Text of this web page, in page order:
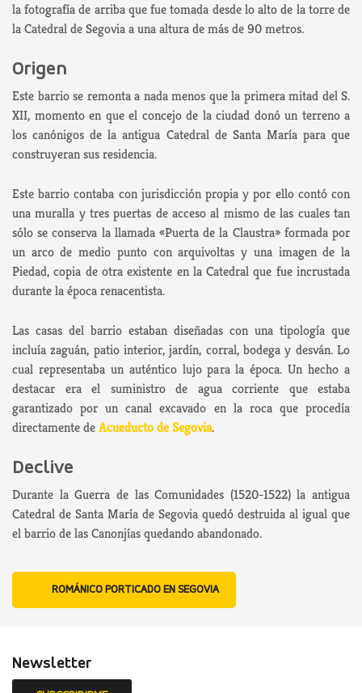
la fotografía de arriba que fue tomada desde lo alto de la torre de
la Catedral de Segovia a una altura de más de 90 metros.
Origen
Este barrio se remonta a nada menos que la primera mitad del S.
XII, momento en que el concejo de la ciudad donó un terreno a
los canónigos de la antigua Catedral de Santa María para que
construyeran sus residencia.
Este barrio contaba con jurisdicción propia y por ello contó con
una muralla y tres puertas de acceso al mismo de las cuales tan
sólo se conserva la llamada «Puerta de la Claustra» formada por
un arco de medio punto con arquivoltas y una imagen de la
Piedad, copia de otra existente en la Catedral que fue incrustada
durante la época renacentista.
Las casas del barrio estaban diseñadas con una tipología que
incluía zaguán, patio interior, jardín, corral, bodega y desván. Lo
cual representaba un auténtico lujo para la época. Un hecho a
destacar era el suministro de agua corriente que estaba
garantizado por un canal excavado en la roca que procedía
directamente deAcueducto de Segovia.
Declive
Durante la Guerra de las Comunidades (1520-1522) la antigua
Catedral de Santa María de Segovia quedó destruida al igual que
el barrio de las Canonjías quedando abandonado.
ROMÁNICO PORTICADO EN SEGOVIA
Newsletter